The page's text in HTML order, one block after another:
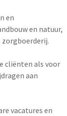
en
en natuur,
cliënten als voor
aan
vacatures en